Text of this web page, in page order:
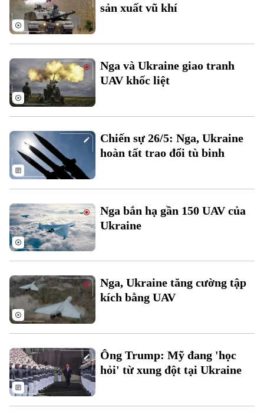
Xu hướng
Chuyên mục
Hà Nội
Chính trị
Hà Nội
Nhịp sống Hà Nội
Thế giới
sản xuất vũ khí
Nga và Ukraine giao tranh
UAV khốc liệt
Chiến sự 26/5: Nga, Ukraine
hoàn tất trao đổi tù binh
Nga bắn hạ gần 150 UAV của
Ukraine
Nga, Ukraine tăng cường tập
kích bằng UAV
Ông Trump: Mỹ đang 'học
hỏi' từ xung đột tại Ukraine